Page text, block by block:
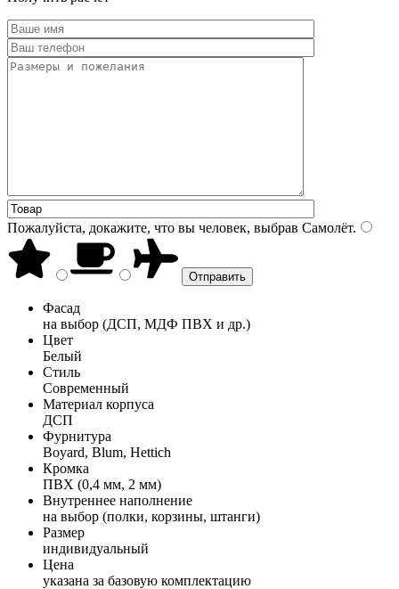
Пожалуйста, докажите, что вы человек, выбрав Самолёт.
Фасад
на выбор (ДСП, МДФ ПВХ и др.)
Цвет
Белый
Стиль
Современный
Материал корпуса
ДСП
Фурнитура
Boyard, Blum, Hettich
Кромка
ПВХ (0,4 мм, 2 мм)
Внутреннее наполнение
на выбор (полки, корзины, штанги)
Размер
индивидуальный
Цена
указана за базовую комплектацию